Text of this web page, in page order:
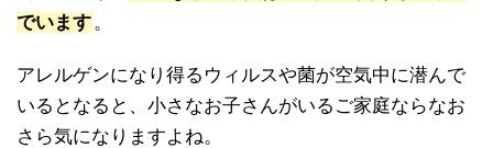
でいます 。
アレルゲンになり得るウィルスや菌が空気中に潜んで
いるとなると、小さなお子さんがいるご家庭ならなお
さら気になりますよね。